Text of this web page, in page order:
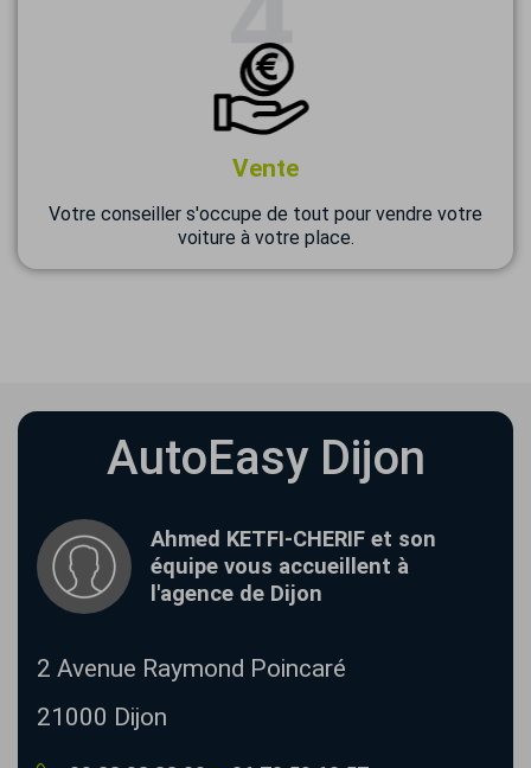
Vente
Votre conseiller s'occupe de tout pour vendre votre
voiture à votre place.
AutoEasy Dijon
Ahmed KETFI-CHERIF et son
équipe vous accueillent à
l'agence de Dijon
2 Avenue Raymond Poincaré
21000 Dijon